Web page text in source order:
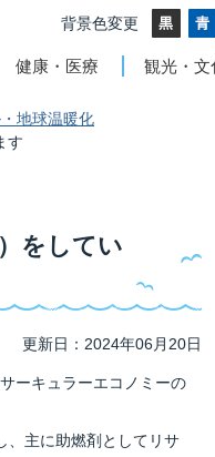
背景色変更
健康・医療 観光・文
地球温暖化
す
をしてい
更新日：2024年06月20日
ーキュラーエコノミーの
、主に助燃剤としてリサ